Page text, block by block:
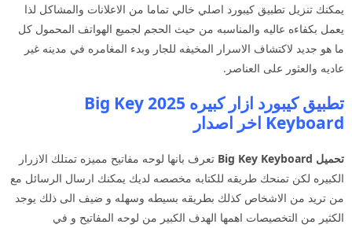
يمكنك تنزيل تطبيق كيبورد اصلي خالي تماما من الاعلانات والمشاكل لذا
يعمل بكفاءه عاليه والمناسبه من حيث الحجم لجميع الهواتف المحمول كل
ما هو جديد لاكتشاف الاسرار المخيفه للجار وبدء المغامره في مدينه غير
عاديه والعثور على العناصر.
تطبيق كيبورد ازار كبيره 2025 Big Key
Keyboard اخر اصدار
تحميل Big Key Keyboard
تعرف بانها لوحه مفاتيح مميزه تمتلك الازرار
الكبيره لكن تمنحك طريقه للكتابه مخصصه لديك يمكنك ارسال الرسائل مع
من تريد من الاشخاص كذلك بطريقه بسيطه وسهله و ضيف الى ذلك يوجد
الكثير من التخصيصات اهمها الهدف الكبير من لوحه المفاتيح و في